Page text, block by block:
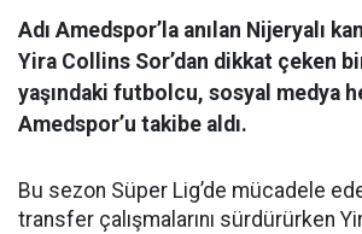
Adı Amedspor’la anılan Nijeryalı
Yira Collins Sor’dan dikkat çeken
yaşındaki futbolcu, sosyal medya
Amedspor’u takibe aldı.
Bu sezon Süper Lig’de mücadele
transfer çalışmalarını sürdürürken